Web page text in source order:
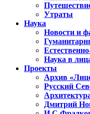
Утраты
Наука
Новости и
Наука в
Проекты
Архив
Русский
Дмитрий